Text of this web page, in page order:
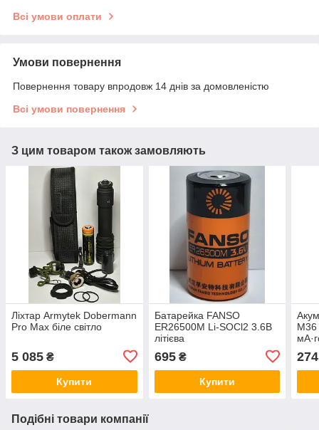
Всі умови оплати
Умови повернення
Повернення товару впродовж 14 днів за домовленістю
Всі умови повернення
З цим товаром також замовляють
Ліхтар Armytek Dobermann
Pro Max біле світло
5 085 ₴
Купити
Батарейка FANSO
ER26500M Li-SOCl2 3.6В
літієва
695₴
Купити
274
Подібні товари компанії